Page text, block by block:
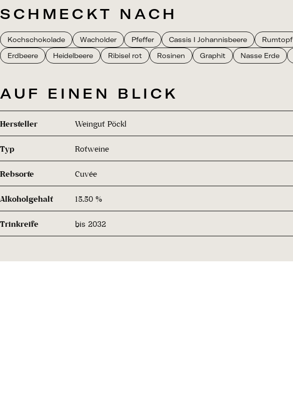
SCHMECKT NACH
Kochschokolade Wacholder Pfeffer Cassis I Johannisbeere Rumtopf
Erdbeere
Heidelbeere Ribisel rot Rosinen Graphit Nasse Erde
AUF EINEN BLICK
Hersteller Weingut Pöckl
Typ Rotweine
Rebsorte Cuvée
Alkoholgehalt 15.50 %
Trinkreife bis 2032